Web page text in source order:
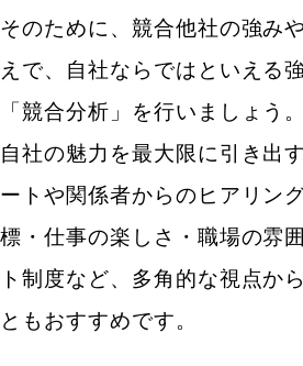
そのために、競合他社の強み
えで、自社ならではといえる
「競合分析」を行いましょう。
自社の魅力を最大限に引き出
ートや関係者からのヒアリン
標・仕事の楽しさ・職場の雰
ト制度など、多角的な視点か
ともおすすめです。